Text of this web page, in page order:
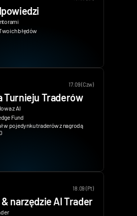
błędów
17.09 (Czw)
Turnieju Traderów
z AI
Fund
w pojedynku traderów z nagrodą
18.09 (Pt)
& narzędzie AI Trader